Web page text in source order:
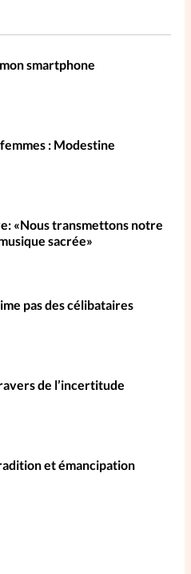
smartphone
: Modestine
«Nous transmettons notre
sacrée»
pas des célibataires
de l’incertitude
et émancipation